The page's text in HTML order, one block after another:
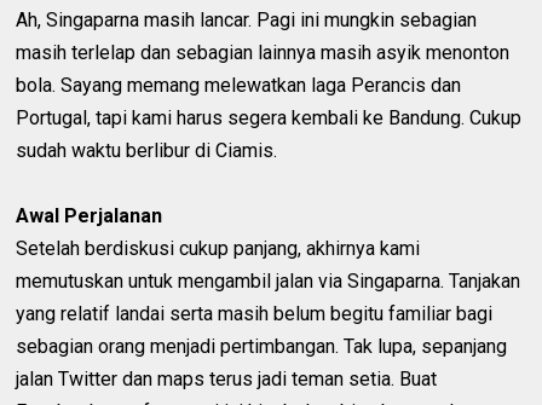
Ah, Singaparna masih lancar. Pagi ini mungkin sebagian
masih terlelap dan sebagian lainnya masih asyik menonton
bola. Sayang memang melewatkan laga Perancis dan
Portugal, tapi kami harus segera kembali ke Bandung. Cukup
sudah waktu berlibur di Ciamis.
Awal Perjalanan
Setelah berdiskusi cukup panjang, akhirnya kami
memutuskan untuk mengambil jalan via Singaparna. Tanjakan
yang relatif landai serta masih belum begitu familiar bagi
sebagian orang menjadi pertimbangan. Tak lupa, sepanjang
jalan Twitter dan maps terus jadi teman setia. Buat